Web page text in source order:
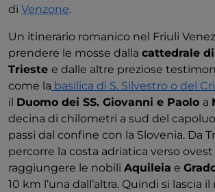
di Venzone.
Un itinerario romanico nel Friuli
prendere le mosse dalla cattedrale di
Trieste e dalle altre preziose
come la basilica di S. Silvestro o del
il Duomo dei SS. Giovanni e Paolo a
decina di chilometri a sud del
passi dal confine con la Slovenia. Da
percorre la costa adriatica verso
raggiungere le nobili Aquileia e
10 km l’una dall’altra. Quindi si lascia